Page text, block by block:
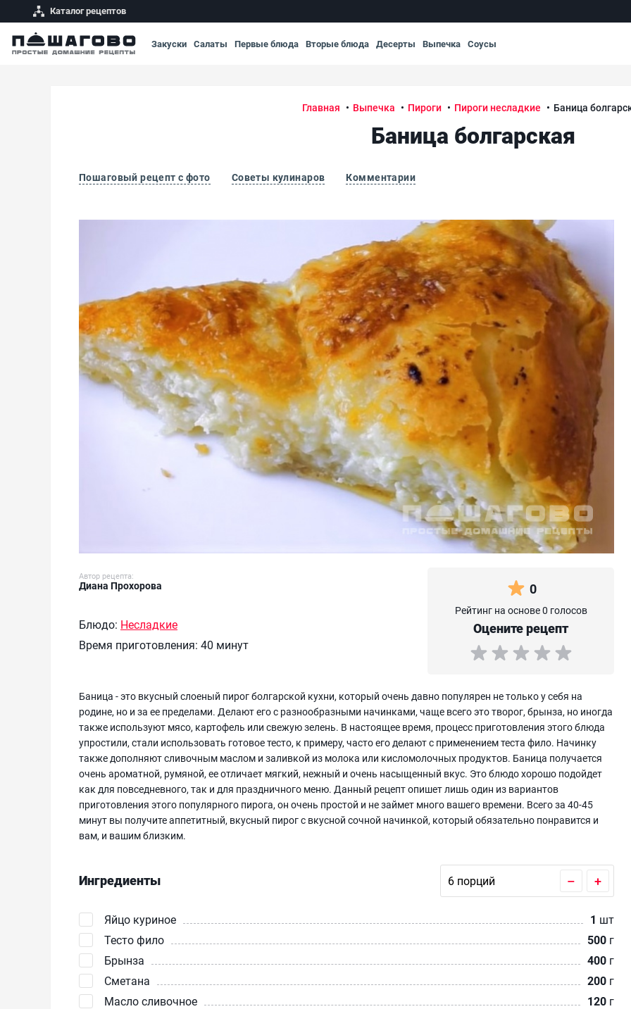
Каталог рецептов
Закуски Салаты Первые блюда Вторые блюда Десерты Выпечка Соусы
Главная Выпечка Пироги Пироги несладкие Баница
Баница болгарская
Пошаговый рецепт с фото Советы кулинаров Комментарии
Автор рецепта:
Диана Прохорова
Блюдо: Несладкие
Время приготовления: 40 минут
0
Рейтинг на основе 0 голосов
Оцените рецепт
Баница - это вкусный слоеный пирог болгарской кухни, который очень давно популярен не только у себя на
родине, но и за ее пределами. Делают его с разнообразными начинками, чаще всего это творог, брынза, но иногда
также используют мясо, картофель или свежую зелень. В настоящее время, процесс приготовления этого блюда
упростили, стали использовать готовое тесто, к примеру, часто его делают с применением теста фило. Начинку
также дополняют сливочным маслом и заливкой из молока или кисломолочных продуктов. Баница получается
очень ароматной, румяной, ее отличает мягкий, нежный и очень насыщенный вкус. Это блюдо хорошо подойдет
как для повседневного, так и для праздничного меню. Данный рецепт опишет лишь один из вариантов
приготовления этого популярного пирога, он очень простой и не займет много вашего времени. Всего за 40-45
минут вы получите аппетитный, вкусный пирог с вкусной сочной начинкой, который обязательно понравится и
вам, и вашим близким.
Ингредиенты – +
Яйцо куриное 1 шт
Тесто фило
500 г
Брынза
400 г
Сметана
200 г
Масло сливочное
120 г